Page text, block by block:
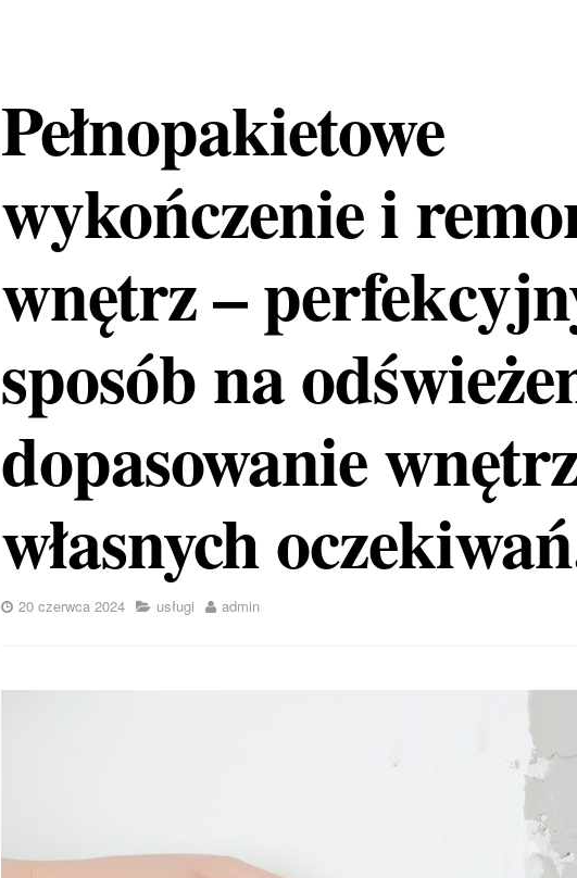
Pełnopakietowe
wykończenie i
wnętrz –
sposób na
dopasowanie
własnych
20 czerwca 2024 usługi admin